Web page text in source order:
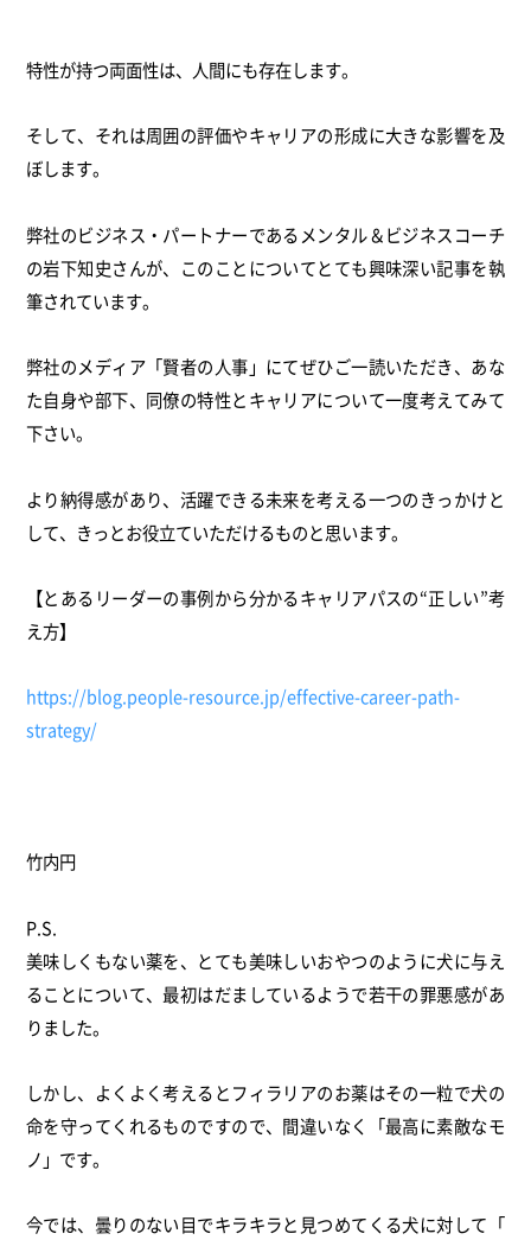
特性が持つ両面性は、人間にも存在します。
そして、 それは周囲の評価やキャリアの形成に大きな影響を及
ぼします。
弊社のビジネス・パートナーであるメンタル＆ビジネスコーチ
の岩下知史さんが、 このことについてとても興味深い記事を執
筆されています。
弊社のメディア「賢者の人事」にてぜひご一読いただき、 あな
た自身や部下、 同僚の特性とキャリアについて一度考えてみて
下さい。
より納得感があり、 活躍できる未来を考える一つのきっかけと
して、 きっとお役立ていただけるものと思います。
【とあるリーダーの事例から分かるキャリアパスの“正しい”考
え方】
https://blog.people-resource.jp/effective-career-path-
strategy/
竹内円
P.S.
美味しくもない薬を、 とても美味しいおやつのように犬に与え
ることについて、 最初はだましているようで若干の罪悪感があ
りました。
しかし、 よくよく考えるとフィラリアのお薬はその一粒で犬の
命を守ってく れるものですので、間違いなく「最高に素敵なモ
ノ」です。
今では、曇りのない目でキラキラと見つめてくる犬に対して「